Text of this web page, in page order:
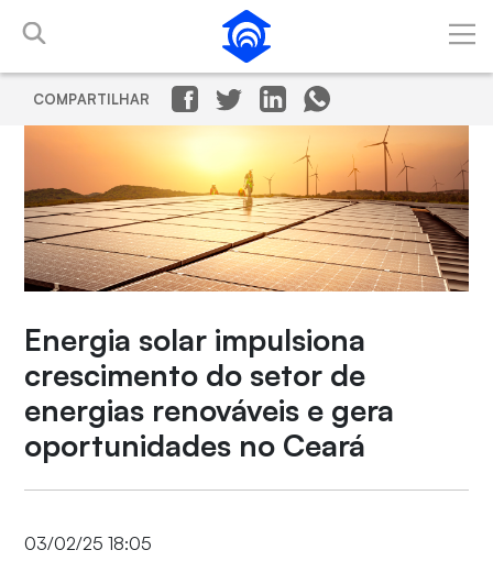
Pular para o Conteúdo principal
COMPARTILHAR
Energia solar impulsiona
crescimento do setor de
energias renováveis e gera
oportunidades no Ceará
03/02/25 18:05